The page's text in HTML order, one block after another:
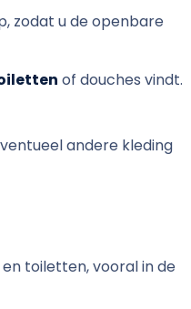
zodat u de openbare
of douches vindt.
andere kleding
toiletten, vooral in de